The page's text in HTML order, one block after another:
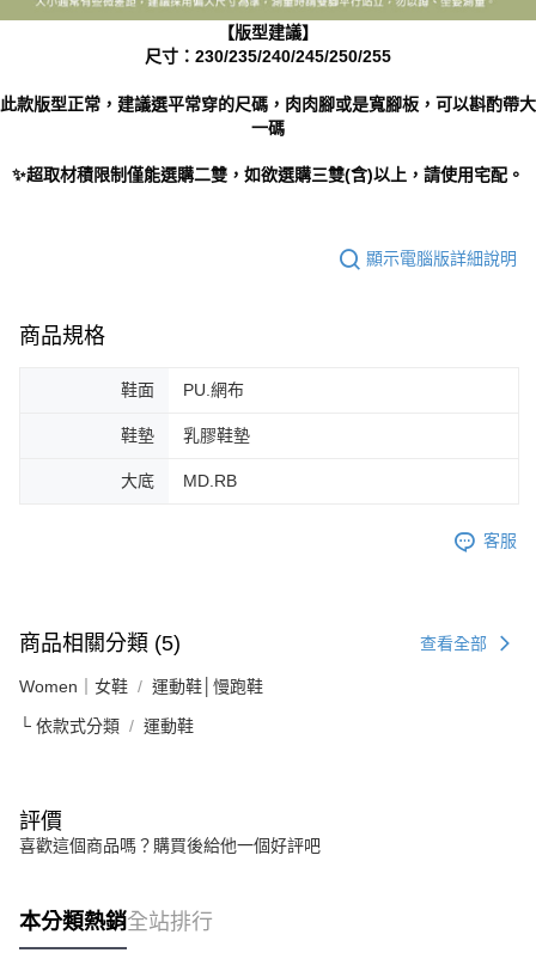
【版型建議】
尺寸：230/235/240/245/250/255
此款版型正常，建議選平常穿的尺碼，肉肉腳或是寬腳板，可以斟酌帶大
一碼
✨超取材積限制僅能選購二雙，如欲選購三雙(含)以上，請使用宅配。
顯示電腦版詳細說明
商品規格
鞋面 PU.網布
鞋墊 乳膠鞋墊
大底 MD.RB
客服
商品相關分類 (5) 查看全部
Women｜女鞋 運動鞋│慢跑鞋
└ 依款式分類 運動鞋
評價
喜歡這個商品嗎？購買後給他一個好評吧
本分類熱銷全站排行